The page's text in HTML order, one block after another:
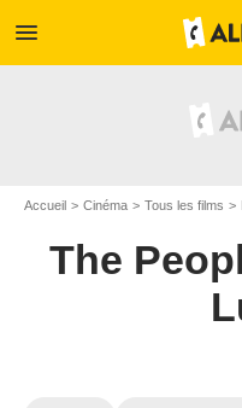
menu
Accueil Cinéma Tous les films
The